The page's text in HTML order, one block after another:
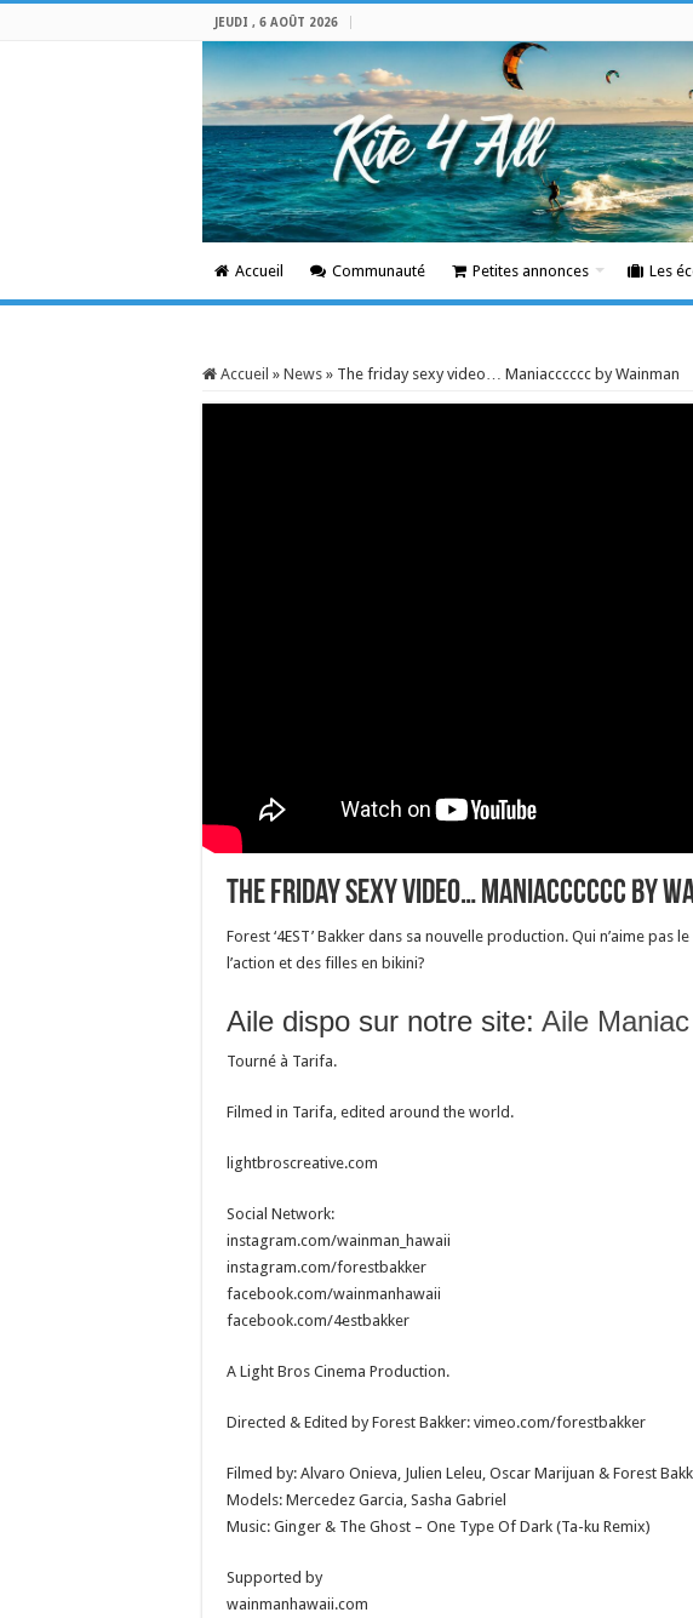
JEUDI , 6 AOÛT 2026
Accueil Communauté Petites annonces Les
Accueil » News » The friday sexy video… Maniacccccc by Wainman
The friday sexy video… Maniacccccc by
Forest ‘4EST’ Bakker dans sa nouvelle production. Qui n’aime
l’action et des filles en bikini?
Aile dispo sur notre site: Aile
Tourné à Tarifa.
Filmed in Tarifa, edited around the world.
lightbroscreative.com
Social Network:
instagram.com/wainman_hawaii
instagram.com/forestbakker
facebook.com/wainmanhawaii
facebook.com/4estbakker
A Light Bros Cinema Production.
Directed & Edited by Forest Bakker: vimeo.com/forestbakker
Filmed by: Alvaro Onieva, Julien Leleu, Oscar Marijuan & Forest
Models: Mercedez Garcia, Sasha Gabriel
Music: Ginger & The Ghost – One Type Of Dark (Ta-ku Remix)
Supported by
wainmanhawaii.com